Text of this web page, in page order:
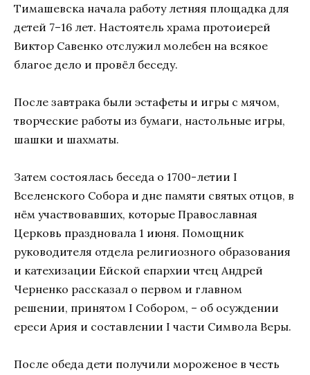
Тимашевска начала работу летняя площадка для
детей 7–16 лет. Настоятель храма протоиерей
Виктор Савенко отслужил молебен на всякое
благое дело и провёл беседу.
После завтрака были эстафеты и игры с мячом,
творческие работы из бумаги, настольные игры,
шашки и шахматы.
Затем состоялась беседа о 1700-летии I
Вселенского Собора и дне памяти святых отцов, в
нём участвовавших, которые Православная
Церковь праздновала 1 июня. Помощник
руководителя отдела религиозного образования
и катехизации Ейской епархии чтец Андрей
Черненко рассказал о первом и главном
решении, принятом I Собором, – об осуждении
ереси Ария и составлении I части Символа Веры.
После обеда дети получили мороженое в честь